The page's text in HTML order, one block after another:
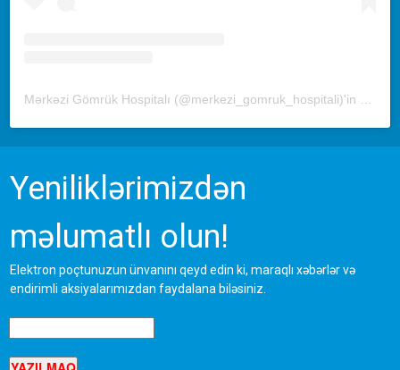
Mərkəzi Gömrük Hospitalı (@merkezi_gomruk_hospitali)'in paylaştığı bir gönderi
Yeniliklərimizdən
məlumatlı olun!
Elektron poçtunuzun ünvanını qeyd edin ki, maraqlı xəbərlər və
endirimli aksiyalarımızdan faydalana biləsiniz.